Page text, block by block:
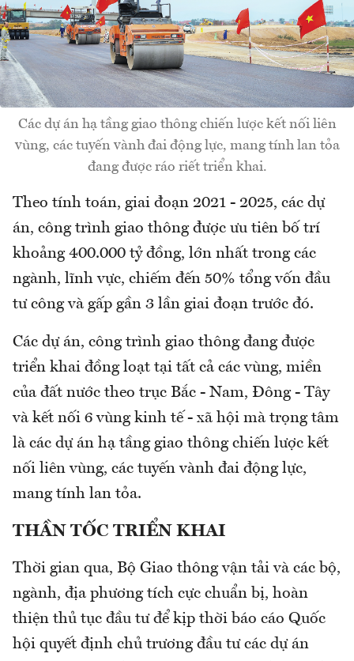
Các dự án hạ tầng giao thông chiến lược kết nối liên
vùng, các tuyến vành đai động lực, mang tính lan tỏa
đang được ráo riết triển khai.
Theo tính toán, giai đoạn 2021 - 2025, các dự
án, công trình giao thông được ưu tiên bố trí
khoảng 400.000 tỷ đồng, lớn nhất trong các
ngành, lĩnh vực, chiếm đến 50% tổng vốn đầu
tư công và gấp gần 3 lần giai đoạn trước đó.
Các dự án, công trình giao thông đang được
triển khai đồng loạt tại tất cả các vùng, miền
của đất nước theo trục Bắc - Nam, Đông - Tây
và kết nối 6 vùng kinh tế - xã hội mà trọng tâm
là các dự án hạ tầng giao thông chiến lược kết
nối liên vùng, các tuyến vành đai động lực,
mang tính lan tỏa.
THẦN TỐC TRIỂN KHAI
Thời gian qua, Bộ Giao thông vận tải và các bộ,
ngành, địa phương tích cực chuẩn bị, hoàn
thiện thủ tục đầu tư để kịp thời báo cáo Quốc
hội quyết định chủ trương đầu tư các dự án